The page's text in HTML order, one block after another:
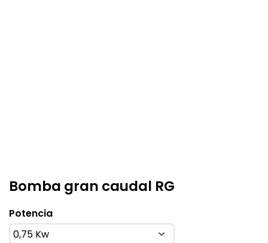
Bomba gran caudal RG
Potencia